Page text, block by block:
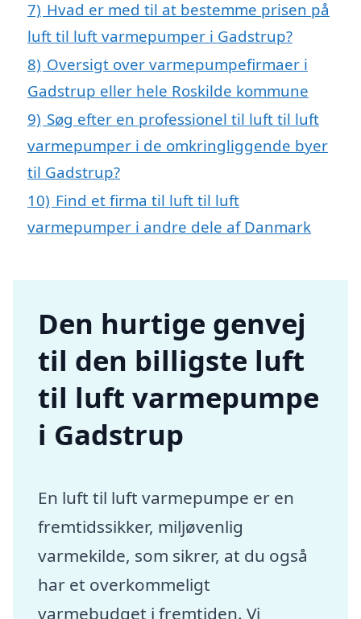
7) Hvad er med til at bestemme prisen på
luft til luft varmepumper i Gadstrup?
8) Oversigt over varmepumpefirmaer i
Gadstrup eller hele Roskilde kommune
9) Søg efter en professionel til luft til luft
varmepumper i de omkringliggende byer
til Gadstrup?
10) Find et firma til luft til luft
varmepumper i andre dele af Danmark
Den hurtige genvej
til den billigste luft
til luft varmepumpe
i Gadstrup
En luft til luft varmepumpe er en
fremtidssikker, miljøvenlig
varmekilde, som sikrer, at du også
har et overkommeligt
varmebudget i fremtiden. Vi